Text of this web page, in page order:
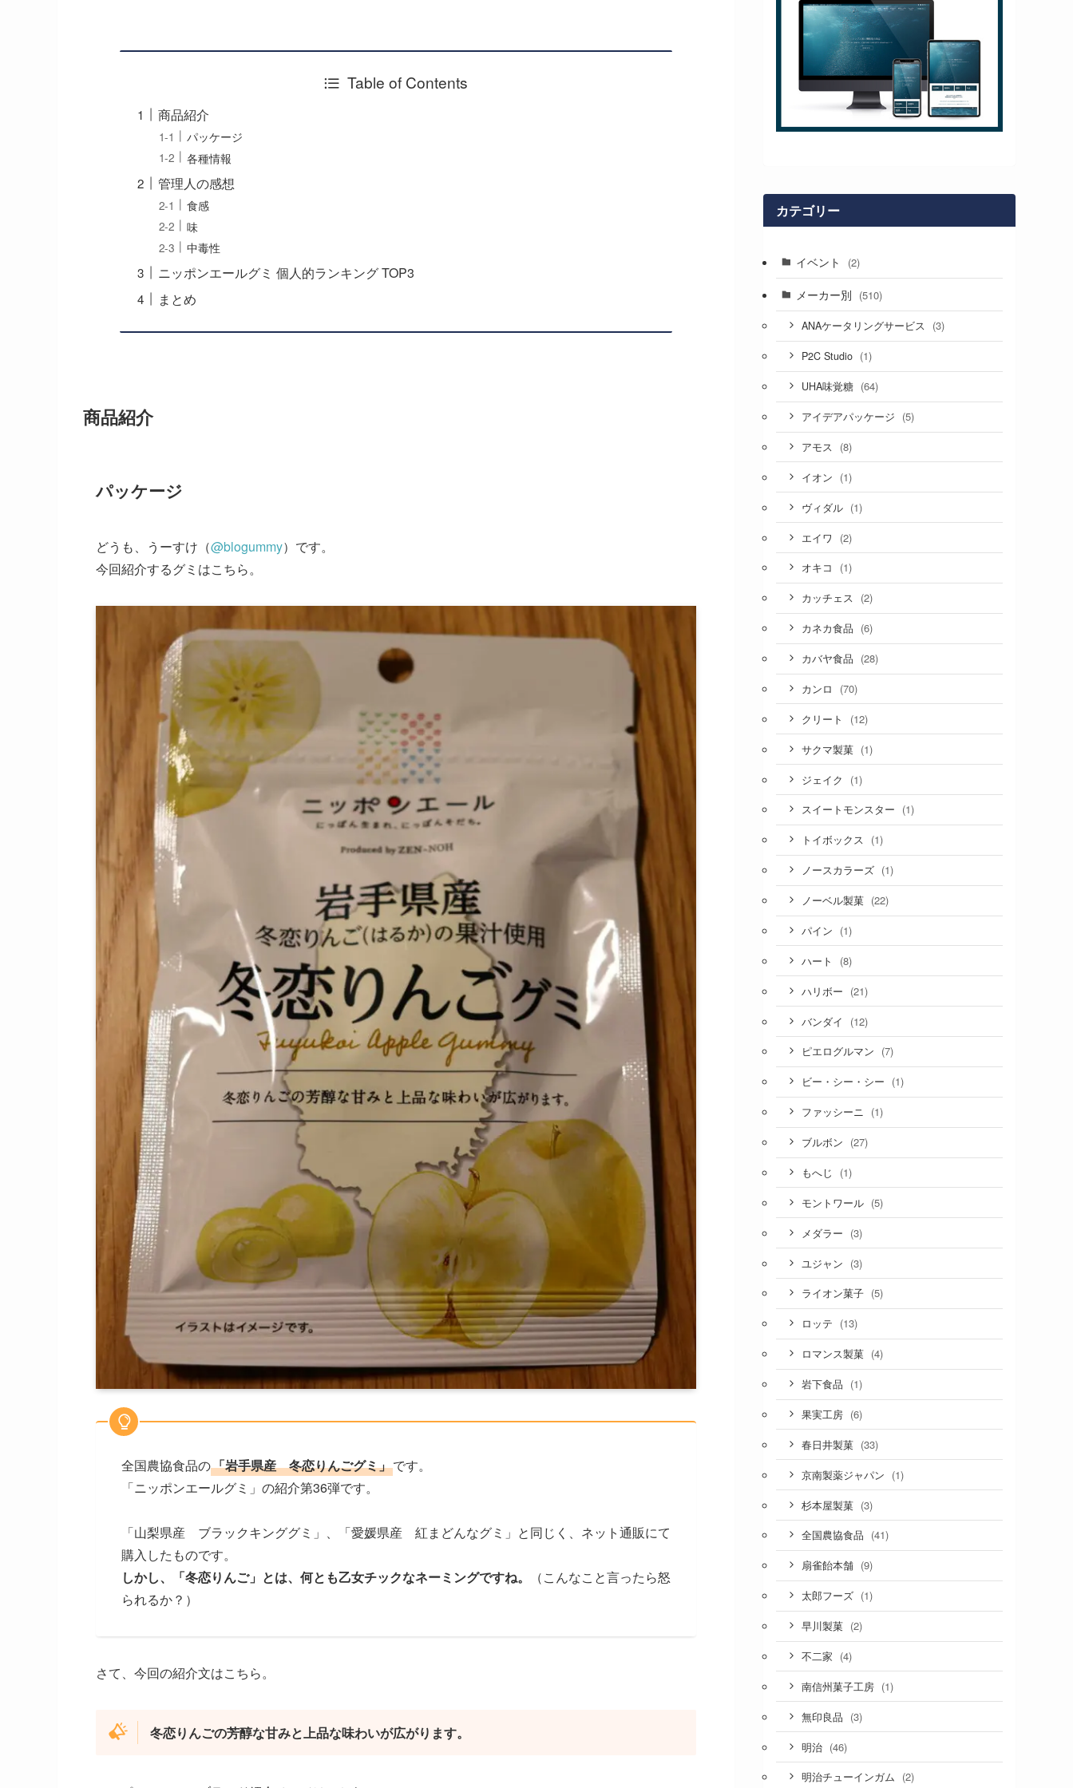
Table of Contents
商品紹介
パッケージ
各種情報
管理人の感想
食感
味
中毒性
ニッポンエールグミ 個人的ランキング TOP3
まとめ
商品紹介
パッケージ
どうも、うーすけ（@blogummy）です。
今回紹介するグミはこちら。
全国農協食品の「岩手県産 冬恋りんごグミ」です。
「ニッポンエールグミ」の紹介第36弾です。
「山梨県産 ブラックキンググミ」、「愛媛県産 紅まどんなグミ」と同じく、ネット通販にて
購入したものです。
しかし、「冬恋りんご」とは、何とも乙女チックなネーミングですね。
（こんなこと言ったら怒
られるか？）
さて、今回の紹介文はこちら。
冬恋りんごの芳醇な甘みと上品な味わいが広がります。
カテゴリー
イベント (2)
メーカー別 (510)
ANAケータリングサービス (3)
P2C Studio (1)
UHA味覚糖 (64)
アイデアパッケージ (5)
アモス (8)
イオン (1)
ヴィダル (1)
エイワ (2)
オキコ (1)
カッチェス (2)
カネカ食品 (6)
カバヤ食品 (28)
カンロ (70)
クリート (12)
サクマ製菓 (1)
ジェイク (1)
スイートモンスター (1)
トイボックス (1)
ノースカラーズ (1)
ノーベル製菓 (22)
パイン (1)
ハート (8)
ハリボー (21)
バンダイ (12)
ピエログルマン (7)
ビー・シー・シー (1)
ファッシーニ (1)
ブルボン (27)
もへじ (1)
モントワール (5)
メダラー (3)
ユジャン (3)
ライオン菓子 (5)
ロッテ (13)
ロマンス製菓 (4)
岩下食品 (1)
果実工房 (6)
春日井製菓 (33)
京南製薬ジャパン (1)
杉本屋製菓 (3)
全国農協食品 (41)
扇雀飴本舗 (9)
太郎フーズ (1)
早川製菓 (2)
不二家 (4)
南信州菓子工房 (1)
無印良品 (3)
明治 (46)
明治チューインガム (2)